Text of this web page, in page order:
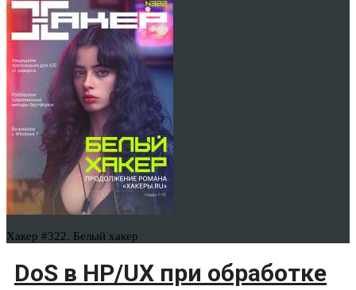
Хакер #322. Белый хакер
DoS в HP/UX при обработке